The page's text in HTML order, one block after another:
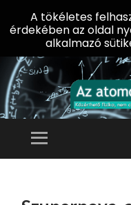
Menü
A tökéletes
érdekében az oldal
alkalmazó